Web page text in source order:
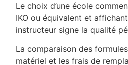
Le choix d’une école
IKO ou équivalent et
instructeur signe la qualité
La comparaison des
matériel et les frais de